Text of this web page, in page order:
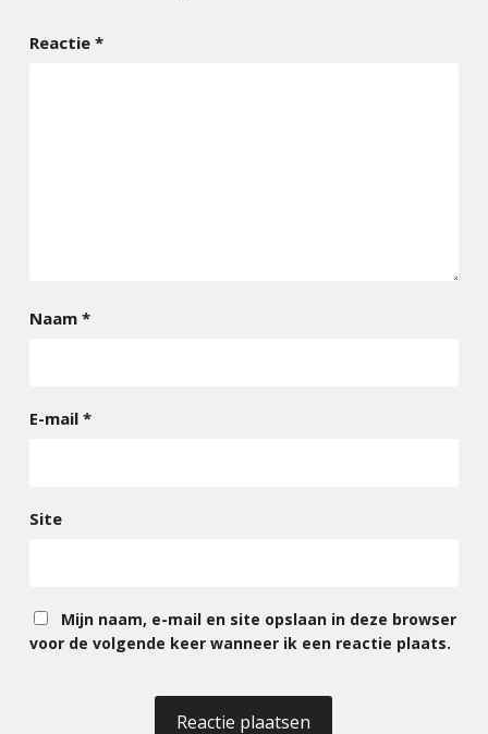
Reactie *
Naam *
E-mail *
Site
Mijn naam, e-mail en site opslaan in deze browser
voor de volgende keer wanneer ik een reactie plaats.